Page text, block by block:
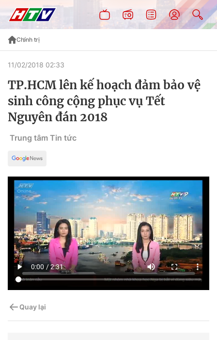
Chính trị
11/02/2018 02:33
TP.HCM lên kế hoạch đảm bảo vệ
sinh công cộng phục vụ Tết
Nguyên đán 2018
Trung tâm Tin tức
Quay lại